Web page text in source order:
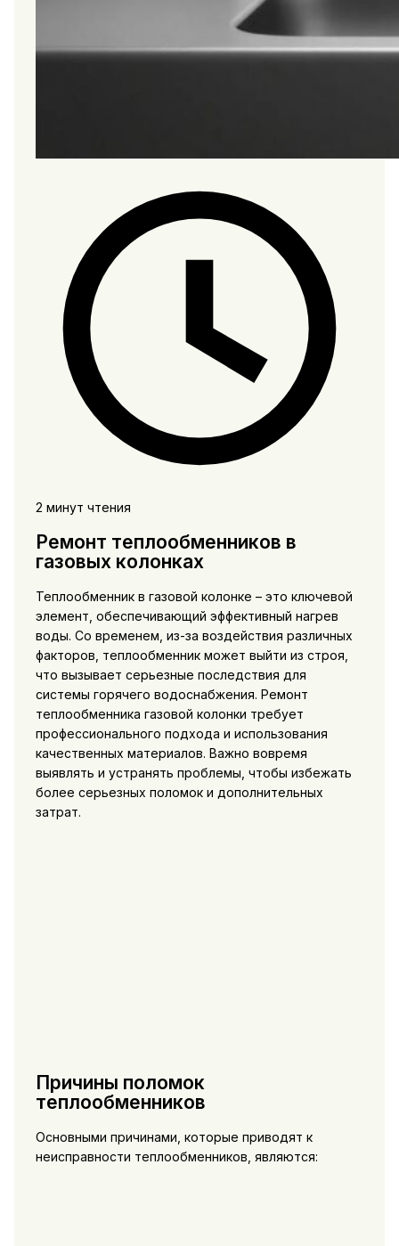
2 минут чтения
Ремонт теплообменников в
газовых колонках
Теплообменник в газовой колонке – это ключевой
элемент, обеспечивающий эффективный нагрев
воды. Со временем, из-за воздействия различных
факторов, теплообменник может выйти из строя,
что вызывает серьезные последствия для
системы горячего водоснабжения. Ремонт
теплообменника газовой колонки требует
профессионального подхода и использования
качественных материалов. Важно вовремя
выявлять и устранять проблемы, чтобы избежать
более серьезных поломок и дополнительных
затрат.
Причины поломок
теплообменников
Основными причинами, которые приводят к
неисправности теплообменников, являются: